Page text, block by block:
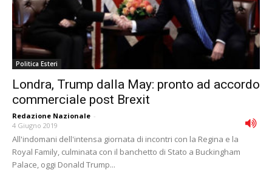
Politica Esteri
Londra, Trump dalla May: pronto ad accordo
commerciale post Brexit
Redazione Nazionale -
4 Giugno 2019
All'indomani dell'intensa giornata di incontri con la Regina e la
Royal Family, culminata con il banchetto di Stato a Buckingham
Palace, oggi Donald Trump...